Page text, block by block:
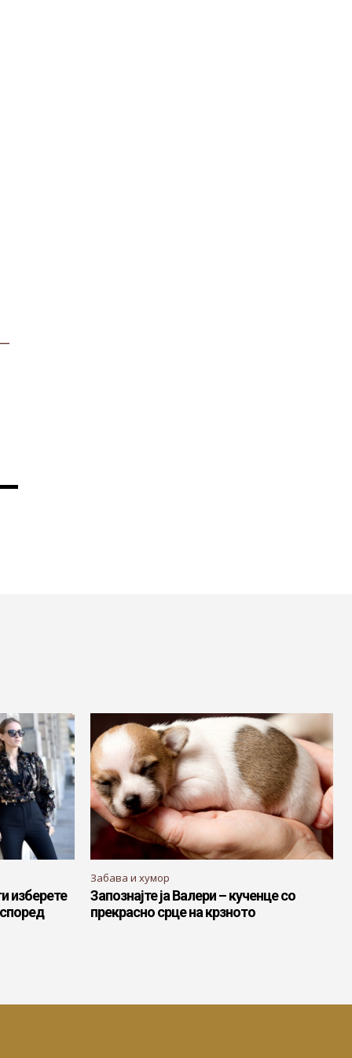
изберете
Забава и хумор
Запознајте ја Валери – кученце со
прекрасно срце на крзното